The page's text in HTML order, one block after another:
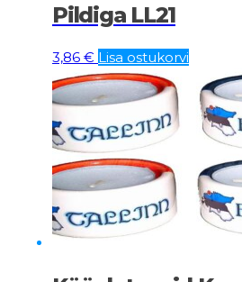
Pildiga LL21
3,86 € Lisa ostukorvi